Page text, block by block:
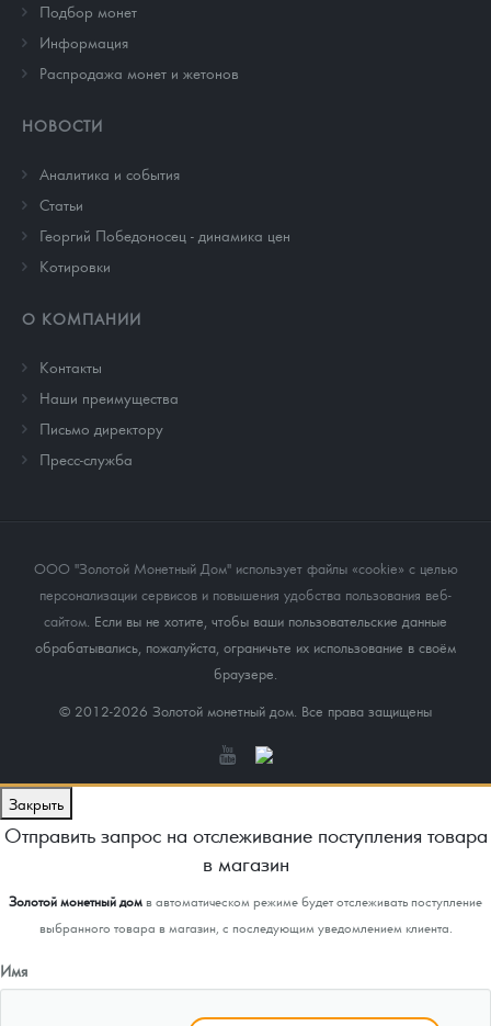
Подбор монет
Информация
Распродажа монет и жетонов
НОВОСТИ
Аналитика и события
Cтатьи
Георгий Победоносец - динамика цен
Котировки
О КОМПАНИИ
Контакты
Наши преимущества
Письмо директору
Пресс-служба
ООО "Золотой Монетный Дом" использует файлы «cookie» с целью
персонализации сервисов и повышения удобства пользования веб-
сайтом . Если вы не хотите, чтобы ваши пользовательские данные
обрабатывались, пожалуйста, ограничьте их использование в своём
браузере.
© 2012-2026 Золотой монетный дом. Все права защищены
Закрыть
Отправить запрос на отслеживание поступления товара
в магазин
Золотой монетный домв автоматическом режиме будет отслеживать поступление
выбранного товара в магазин, с последующим уведомлением клиента.
Имя